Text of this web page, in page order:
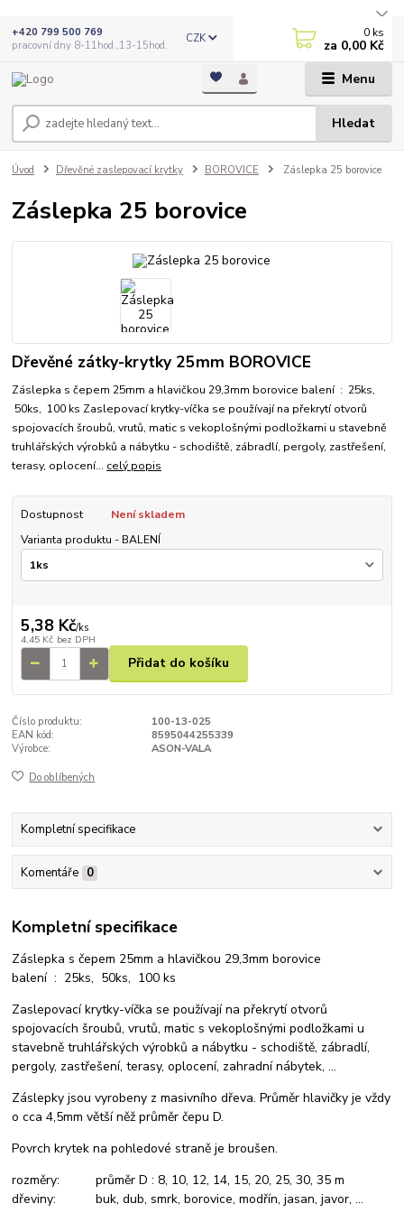
Menu
CZK
Hledat
+420 799 500 769
pracovní dny 8-11hod.,13-15hod.
0 ks
za 0,00 Kč
Úvod Dřevěné zaslepovací krytky BOROVICE Záslepka 25 borovice
Záslepka 25 borovice
Dřevěné zátky-krytky 25mm BOROVICE
Záslepka s čepem 25mm a hlavičkou 29,3mm borovice balení : 25ks,
50ks, 100 ks Zaslepovací krytky-víčka se používají na překrytí otvorů
spojovacích šroubů, vrutů, matic s vekoplošnými podložkami u stavebně
truhlářských výrobků a nábytku - schodiště, zábradlí, pergoly, zastřešení,
terasy, oplocení... celý popis
Dostupnost
Není skladem
Varianta produktu - BALENÍ
5,38 Kč/ks
4,45 Kč bez DPH
Přidat do košíku
Číslo produktu:
100-13-025
EAN kód:
8595044255339
Výrobce:
ASON-VALA
Do oblíbených
Kompletní specifikace
Komentáře 0
Kompletní specifikace
Záslepka s čepem 25mm a hlavičkou 29,3mm borovice
balení : 25ks, 50ks, 100 ks
Zaslepovací krytky-víčka se používají na překrytí otvorů
spojovacích šroubů, vrutů, matic s vekoplošnými podložkami u
stavebně truhlářských výrobků a nábytku - schodiště, zábradlí,
pergoly, zastřešení, terasy, oplocení, zahradní nábytek, ...
Záslepky jsou vyrobeny z masivního dřeva. Průměr hlavičky je vždy
o cca 4,5mm větší něž průměr čepu D.
Povrch krytek na pohledové straně je broušen.
rozměry: průměr D : 8, 10, 12, 14, 15, 20, 25, 30, 35 m
dřeviny: buk, dub, smrk, borovice, modřín, jasan, javor, ...